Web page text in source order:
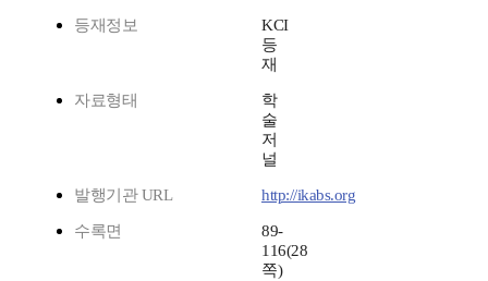
등재정보
KCI
등
재
자료형태
학
술
저
널
발행기관 URL http://ikabs.org
수록면
89-
116(28
쪽)